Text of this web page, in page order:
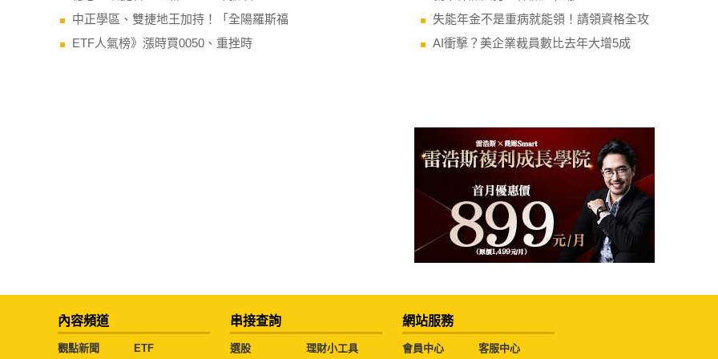
中正學區、雙捷地王加持！「全陽羅斯福
ETF人氣榜》漲時買0050、重挫時
失能年金不是重病就能領！請領資格全攻
AI衝擊？美企業裁員數比去年大增5成
內容頻道
觀點新聞
ETF
串接查詢
選股 理財小工具
網站服務
會員中心
客服中心